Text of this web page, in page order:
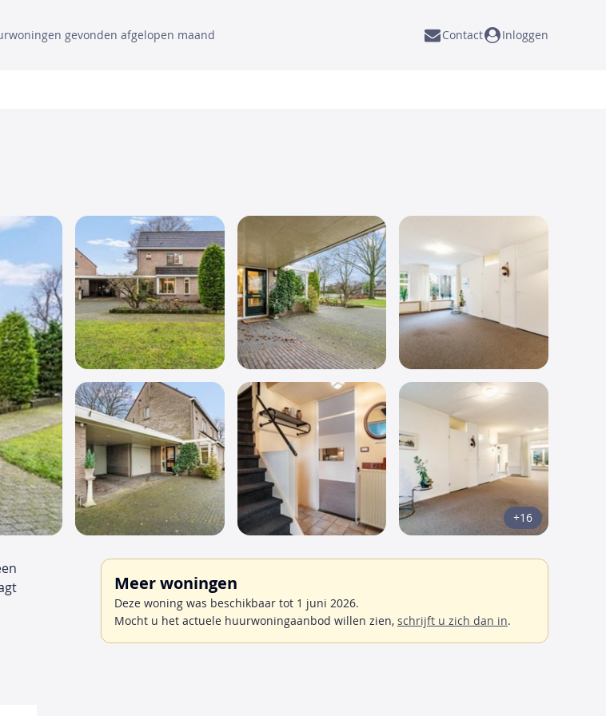
gevonden afgelopen maand Contact Inloggen
+16
Meer woningen
Deze woning was beschikbaar tot 1 juni 2026.
Mocht u het actuele huurwoningaanbod willen zien, schrijft u zich dan in.